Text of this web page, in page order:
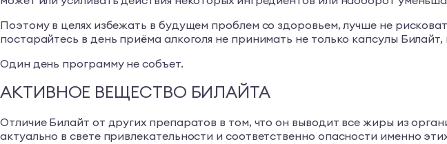
Поэтому в целях избежать в будущем проблем со здоровьем, лучше не
постарайтесь в день приёма алкоголя не принимать не только капсулы
Один день программу не собъет.
АКТИВНОЕ ВЕЩЕСТВО БИЛАЙТА
Отличие Билайт от других препаратов в том, что он выводит все жиры из
актуально в свете привлекательности и соответственно опасности именно